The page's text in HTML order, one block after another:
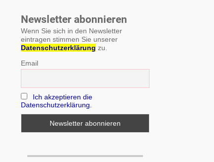
Newsletter abonnieren
Wenn Sie sich in den Newsletter
eintragen stimmen Sie unserer
Datenschutzerklärung zu.
Email
Ich akzeptieren die
Datenschutzerklärung.